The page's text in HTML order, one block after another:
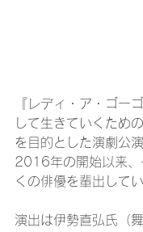
『レディ・ア・ゴー
して生きていくため
を目的とした演劇公演
2016年の開始以来、
くの俳優を輩出してい
演出は伊勢直弘氏（